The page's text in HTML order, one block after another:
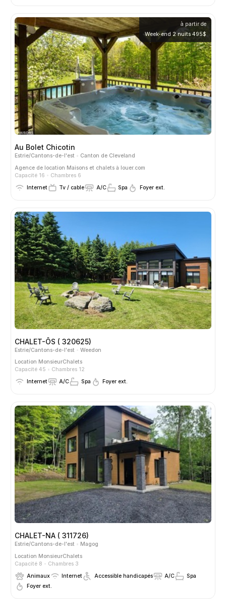
à partir de
Week-end 2 nuits 495$
Au Bolet Chicotin
Estrie/Cantons-de-l'est
Canton de Cleveland
Agence de location Maisons et chalets à louer.com
Capacité 16
Chambres 6
Internet
Tv / cable A/C Spa Foyer ext.
CHALET-ÔS ( 320625)
Estrie/Cantons-de-l'est
Weedon
Location MonsieurChalets
Capacité 45
Chambres 12
Internet
A/C Spa Foyer ext.
CHALET-NA ( 311726)
Estrie/Cantons-de-l'est
Magog
Location MonsieurChalets
Capacité 8
Chambres 3
Animaux
Internet Accessible handicapés A/C
Spa
Foyer ext.